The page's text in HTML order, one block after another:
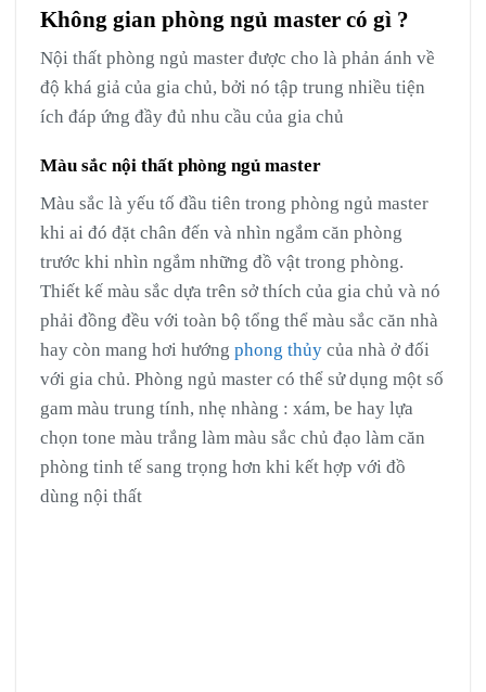
Không gian phòng ngủ master có gì ?
Nội thất phòng ngủ master được cho là phản ánh về
độ khá giả của gia chủ, bởi nó tập trung nhiều tiện
ích đáp ứng đầy đủ nhu cầu của gia chủ
Màu sắc nội thất phòng ngủ master
Màu sắc là yếu tố đầu tiên trong phòng ngủ master
khi ai đó đặt chân đến và nhìn ngắm căn phòng
trước khi nhìn ngắm những đồ vật trong phòng.
Thiết kế màu sắc dựa trên sở thích của gia chủ và nó
phải đồng đều với toàn bộ tổng thể màu sắc căn nhà
hay còn mang hơi hướng phong thủycủa nhà ở đối
với gia chủ. Phòng ngủ master có thể sử dụng một số
gam màu trung tính, nhẹ nhàng : xám, be hay lựa
chọn tone màu trắng làm màu sắc chủ đạo làm căn
phòng tinh tế sang trọng hơn khi kết hợp với đồ
dùng nội thất